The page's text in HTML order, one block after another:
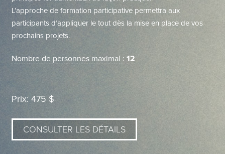
L’approche de formation participative permettra aux
participants d’appliquer le tout dès la mise en place de vos
prochains projets.
Nombre de personnes maximal : 12
Prix: 475 $
CONSULTER LES DÉTAILS